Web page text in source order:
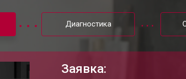
механизма
Диагностика
Заявка: